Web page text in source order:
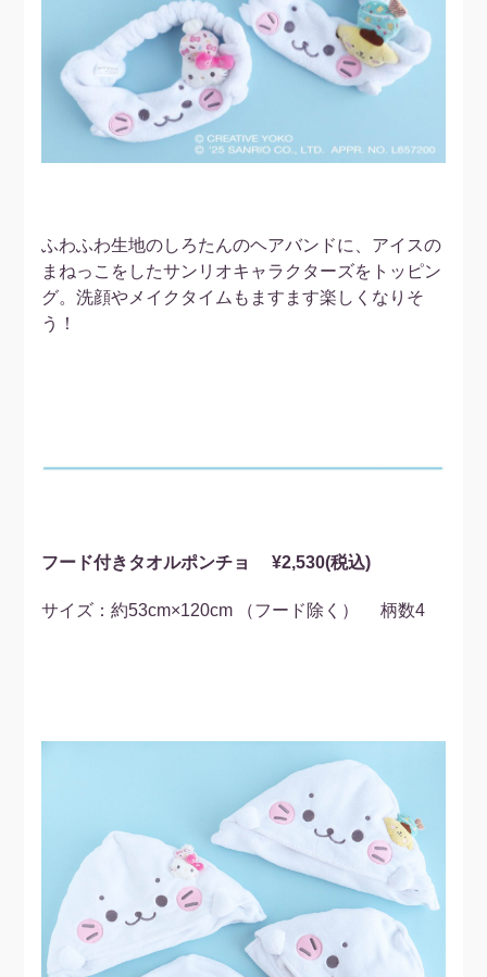
ふわふわ生地のしろたんのヘアバンドに、アイスの
まねっこをしたサンリオキャラクターズをトッピン
グ。洗顔やメイクタイムもますます楽しくなりそ
う！
フード付きタオルポンチョ ¥2,530(税込)
サイズ：約53cm×120cm （フード除く） 柄数4